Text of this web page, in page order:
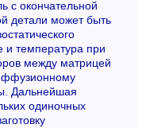
с окончательной
детали может быть
и температура при
между матрицей
Дальнейшая
одиночных